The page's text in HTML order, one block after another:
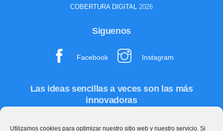
Utilizamos cookies para optimizar nuestro sitio web y nuestro servicio. Si
COBERTURA DIGITAL 2026
Siguenos
Facebook Instagram
Las ideas sencillas a veces son las más
innovadoras